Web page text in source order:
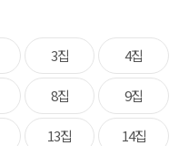
3집 4집
8집 9집
13집 14집